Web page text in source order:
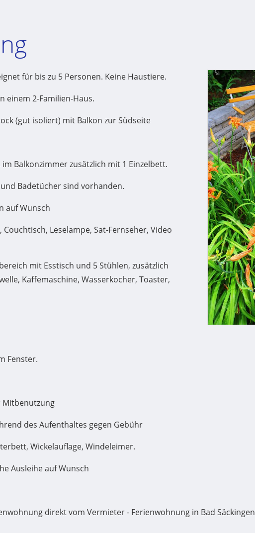
für bis zu 5 Personen. Keine Haustiere.
einem 2-Familien-Haus.
(gut isoliert) mit Balkon zur Südseite
Balkonzimmer zusätzlich mit 1 Einzelbett.
Badetücher sind vorhanden.
auf Wunsch
Couchtisch, Leselampe, Sat-Fernseher, Video
mit Esstisch und 5 Stühlen, zusätzlich
Kaffemaschine, Wasserkocher, Toaster,
Fenster.
Mitbenutzung
des Aufenthaltes gegen Gebühr
Wickelauflage, Windeleimer.
Ausleihe auf Wunsch
direkt vom Vermieter - Ferienwohnung in Bad Säckingen